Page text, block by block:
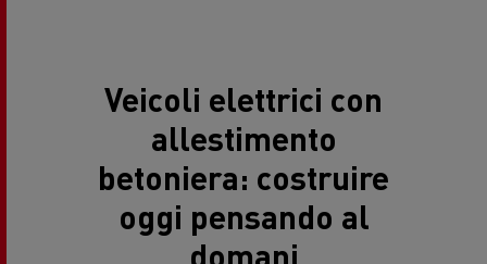
Veicoli elettrici con
allestimento
betoniera: costruire
oggi pensando al
domani